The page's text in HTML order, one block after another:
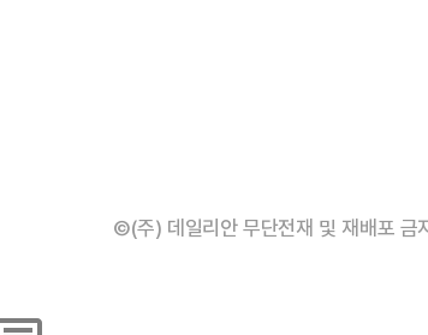
©(주) 데일리안 무단전재 및 재배포 금